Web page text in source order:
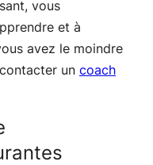
vous
et à
avez le moindre
un coach